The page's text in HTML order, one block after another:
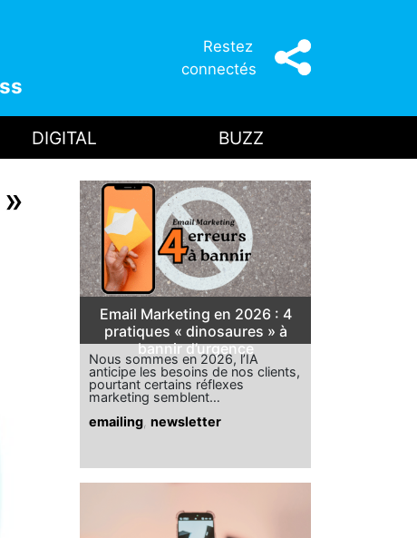
Restez
connectés
DIGITAL BUZZ
Email Marketing en 2026 : 4
pratiques « dinosaures » à
bannir d’urgence
Nous sommes en 2026, l’IA
anticipe les besoins de nos clients,
pourtant certains réflexes
marketing semblent…
emailing newsletter